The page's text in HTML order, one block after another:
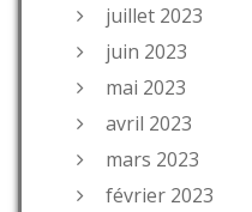
juillet 2023
juin 2023
mai 2023
avril 2023
mars 2023
février 2023